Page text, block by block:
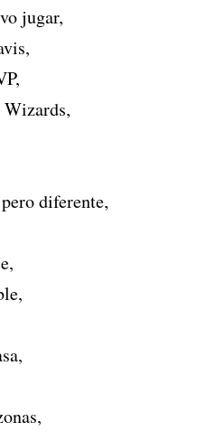
jugar,
Wizards,
diferente,